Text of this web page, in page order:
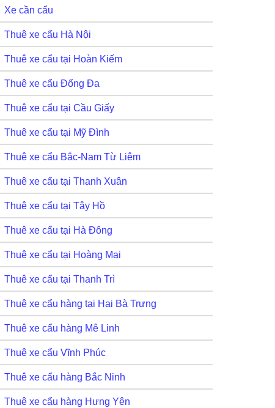
Xe cần cẩu
Thuê xe cẩu Hà Nội
Thuê xe cẩu tại Hoàn Kiếm
Thuê xe cẩu Đống Đa
Thuê xe cẩu tại Cầu Giấy
Thuê xe cẩu tại Mỹ Đình
Thuê xe cẩu Bắc-Nam Từ Liêm
Thuê xe cẩu tại Thanh Xuân
Thuê xe cẩu tại Tây Hồ
Thuê xe cẩu tại Hà Đông
Thuê xe cẩu tại Hoàng Mai
Thuê xe cẩu tại Thanh Trì
Thuê xe cẩu hàng tại Hai Bà Trưng
Thuê xe cẩu hàng Mê Linh
Thuê xe cẩu Vĩnh Phúc
Thuê xe cẩu hàng Bắc Ninh
Thuê xe cẩu hàng Hưng Yên